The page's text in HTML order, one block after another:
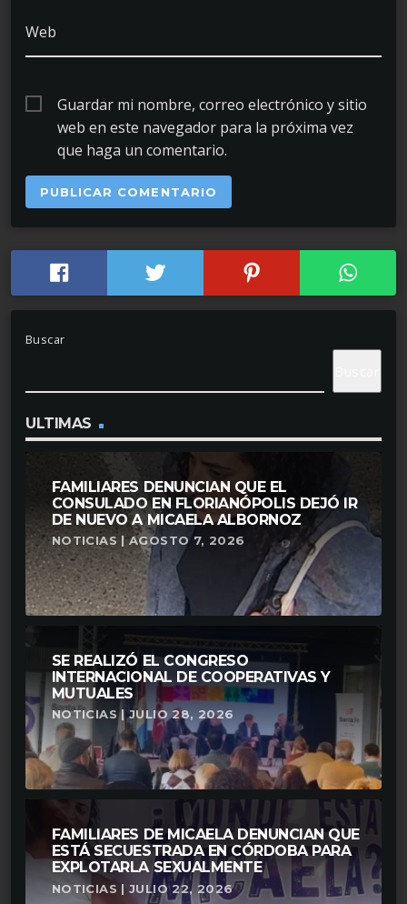
Web
Guardar mi nombre, correo electrónico y sitio
web en este navegador para la próxima vez
que haga un comentario.
Buscar
ULTIMAS
FAMILIARES DENUNCIAN QUE EL
CONSULADO EN FLORIANÓPOLIS DEJÓ IR
DE NUEVO A MICAELA ALBORNOZ
NOTICIAS | AGOSTO 7, 2026
SE REALIZÓ EL CONGRESO
INTERNACIONAL DE COOPERATIVAS Y
MUTUALES
NOTICIAS | JULIO 28, 2026
FAMILIARES DE MICAELA DENUNCIAN QUE
ESTÁ SECUESTRADA EN CÓRDOBA PARA
EXPLOTARLA SEXUALMENTE
NOTICIAS | JULIO 22, 2026